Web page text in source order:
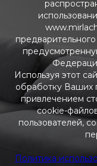
Используя этот
обработку Ваших
привлечением
cookie-
пользователей,
Политика